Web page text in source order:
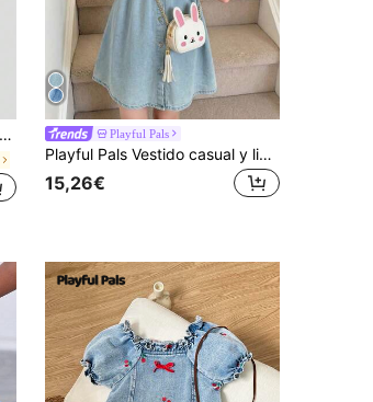
Playful Pals
Playful Pals Vestido casual y lindo con cuello con volantes, manga corta de burbujas en azul lavado, adecuado para salidas de primavera/verano, vacaciones, escuela, uso diario para niñas jóvenes
15,26€